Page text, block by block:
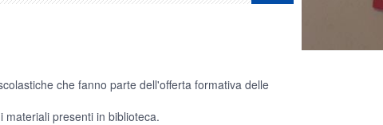
che fanno parte dell'offerta formativa delle
presenti in biblioteca.